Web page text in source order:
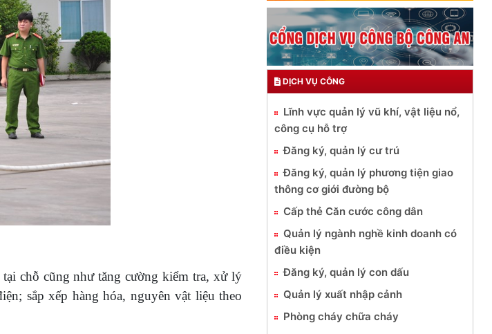
chỗ cũng như tăng cường kiểm tra, xử lý
sắp xếp hàng hóa, nguyên vật liệu theo
DỊCH VỤ CÔNG
Lĩnh vực quản lý vũ khí, vật liệu nổ,
công cụ hỗ trợ
Đăng ký, quản lý cư trú
Đăng ký, quản lý phương tiện giao
thông cơ giới đường bộ
Cấp thẻ Căn cước công dân
Quản lý ngành nghề kinh doanh có
điều kiện
Đăng ký, quản lý con dấu
Quản lý xuất nhập cảnh
Phòng cháy chữa cháy